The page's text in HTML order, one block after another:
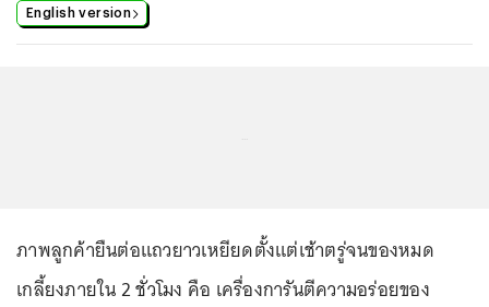
English version
ภาพลูกค้ายืนต่อแถวยาวเหยียดตั้งแต่เช้าตรู่จนของหมด
เกลี้ยงภายใน 2 ชั่วโมง คือ เครื่องการันตีความอร่อยของ